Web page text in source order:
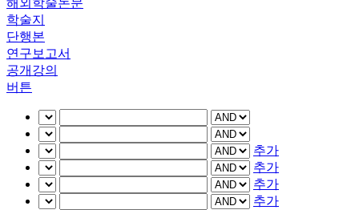
해외학술논문
학술지
단행본
연구보고서
공개강의
버튼
추가
추가
추가
추가